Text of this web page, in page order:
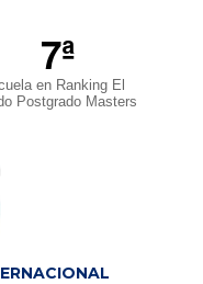
7ª
en Ranking El
Postgrado Masters